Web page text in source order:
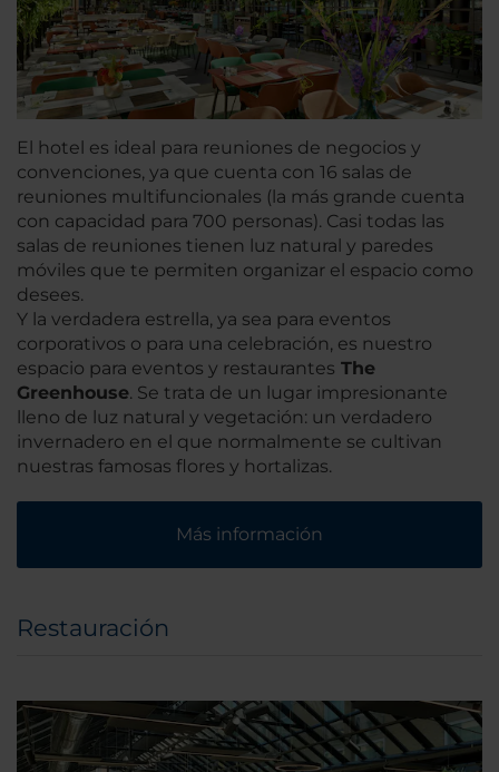
El hotel es ideal para reuniones de negocios y
convenciones, ya que cuenta con 16 salas de
reuniones multifuncionales (la más grande cuenta
con capacidad para 700 personas). Casi todas las
salas de reuniones tienen luz natural y paredes
móviles que te permiten organizar el espacio como
desees.
Y la verdadera estrella, ya sea para eventos
corporativos o para una celebración, es nuestro
espacio para eventos y restaurantes The
Greenhouse. Se trata de un lugar impresionante
lleno de luz natural y vegetación: un verdadero
invernadero en el que normalmente se cultivan
nuestras famosas flores y hortalizas.
Más información
Restauración